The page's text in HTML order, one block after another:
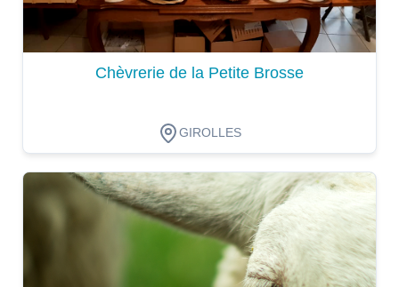
Chèvrerie de la Petite Brosse
GIROLLES
Dégustation